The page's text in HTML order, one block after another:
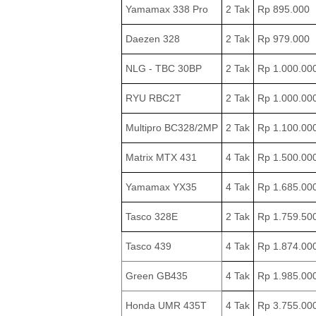
Yamamax 338 Pro 2 Tak Rp 895.000
Daezen 328 2 Tak Rp 979.000
NLG - TBC 30BP 2 Tak Rp
RYU RBC2T 2 Tak Rp
Multipro BC328/2MP 2 Tak Rp
Matrix MTX 431 4 Tak Rp
Yamamax YX35 4 Tak Rp
Tasco 328E 2 Tak Rp
Tasco 439 4 Tak Rp
Green GB435 4 Tak Rp
Honda UMR 435T 4 Tak Rp